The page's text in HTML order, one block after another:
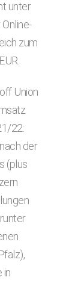
unter
zum
Union
22:
der
(plus
in